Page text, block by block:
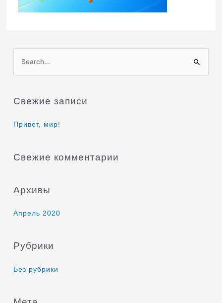
о
с
Свежие записи
Привет, мир!
Свежие комментарии
Архивы
Апрель 2020
Рубрики
Без рубрики